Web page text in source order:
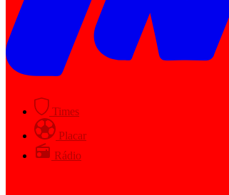
Times
Placar
Rádio